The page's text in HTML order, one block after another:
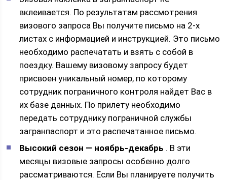
вклеивается. По результатам рассмотрения
визового запроса Вы получите письмо на 2-х
листах с информацией и инструкцией. Это письмо
необходимо распечатать и взять с собой в
поездку. Вашему визовому запросу будет
присвоен уникальный номер, по которому
сотрудник пограничного контроля найдет Вас в
их базе данных. По прилету необходимо
передать сотруднику пограничной службы
загранпаспорт и это распечатанное письмо.
Высокий сезон — ноябрь-декабрь . В эти
месяцы визовые запросы особенно долго
рассматриваются. Если Вы планируете получить